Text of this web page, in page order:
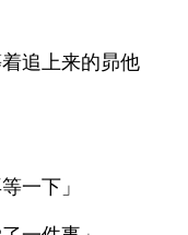
追上来的昴他
一下」